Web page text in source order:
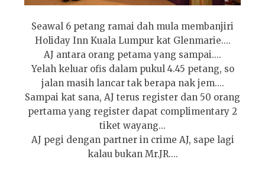
Seawal 6 petang ramai dah mula membanjiri
Holiday Inn Kuala Lumpur kat Glenmarie....
AJ antara orang petama yang sampai....
Yelah keluar ofis dalam pukul 4.45 petang, so
jalan masih lancar tak berapa nak jem....
Sampai kat sana, AJ terus register dan 50 orang
pertama yang register dapat complimentary 2
tiket wayang...
AJ pegi dengan partner in crime AJ, sape lagi
kalau bukan Mr.JR....